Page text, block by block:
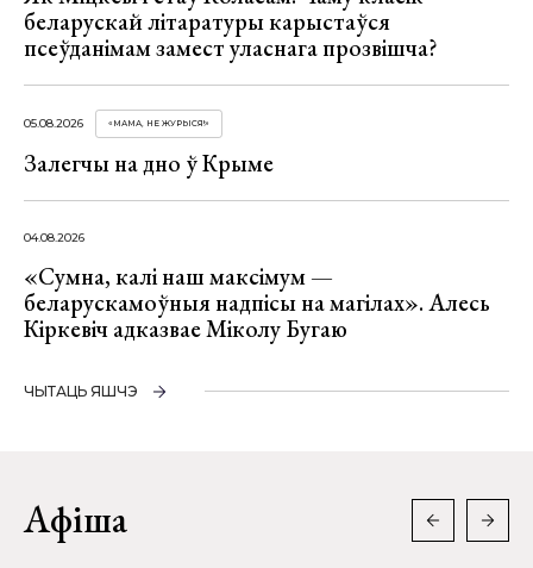
беларускай літаратуры карыстаўся
псеўданімам замест уласнага прозвішча?
05.08.2026 «МАМА, НЕ ЖУРЫСЯ!»
Залегчы на дно ў Крыме
04.08.2026
«Сумна, калі наш максімум —
беларускамоўныя надпісы на магілах». Алесь
Кіркевіч адказвае Міколу Бугаю
ЧЫТАЦЬ ЯШЧЭ
Афіша